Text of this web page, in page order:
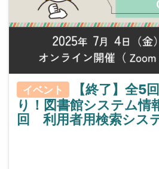
イベント
【終了】全5
り！図書館システム
回 利用者用検索シス